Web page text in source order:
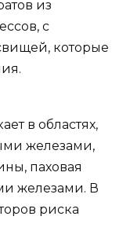
из
с
которые
в областях,
железами,
паховая
железами. В
риска